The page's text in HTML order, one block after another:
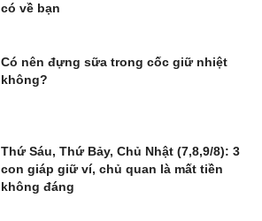
có về bạn
Có nên đựng sữa trong cốc giữ nhiệt
không?
Thứ Sáu, Thứ Bảy, Chủ Nhật (7,8,9/8): 3
con giáp giữ ví, chủ quan là mất tiền
không đáng